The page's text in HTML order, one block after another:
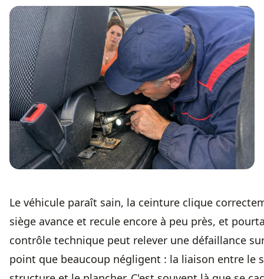
Le véhicule paraît sain, la ceinture clique
siège avance et recule encore à peu près, et
contrôle technique peut relever une défaillance
point que beaucoup négligent : la liaison entre le